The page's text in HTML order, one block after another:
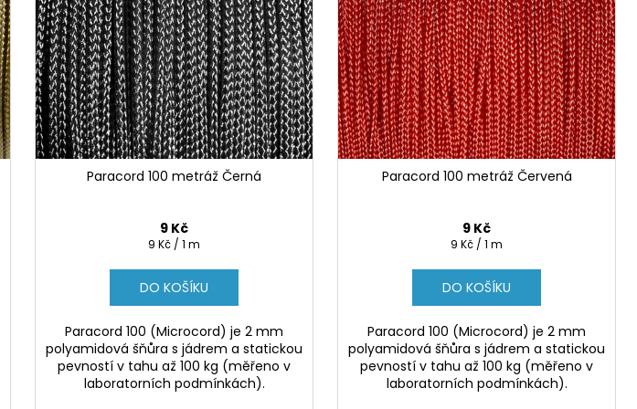
Paracord 100 metráž Černá
9 Kč
Měrná
9 Kč / 1 m
DO KOŠÍKU
Paracord 100 (Microcord) je 2 mm
polyamidová šňůra s jádrem a statickou
pevností v tahu až 100 kg (měřeno v
laboratorních podmínkách).
Paracord 100 metráž Červená
9 Kč
Měrná
9 Kč / 1 m
DO KOŠÍKU
Paracord 100 (Microcord) je 2 mm
polyamidová šňůra s jádrem a statickou
pevností v tahu až 100 kg (měřeno v
laboratorních podmínkách).